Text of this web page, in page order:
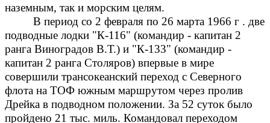
наземным, так и морским целям.
В период со 2 февраля по 26 марта 1966 г . две
подводные лодки "К-116" (командир - капитан 2
ранга Виноградов В.Т.) и "К-133" (командир -
капитан 2 ранга Столяров) впервые в мире
совершили трансокеанский переход с Северного
флота на ТОФ южным маршрутом через пролив
Дрейка в подводном положении. За 52 суток было
пройдено 21 тыс. миль. Командовал переходом